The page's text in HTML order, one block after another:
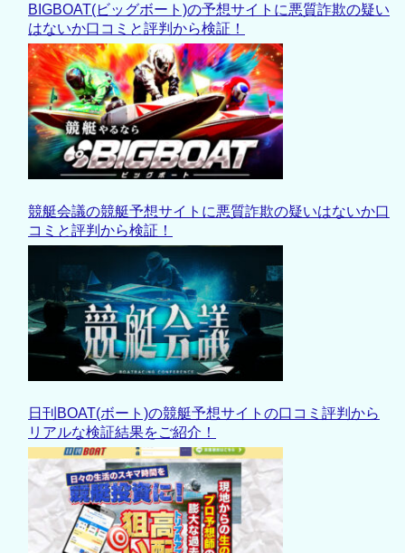
BIGBOAT(ビッグボート)の予想サイトに悪質詐欺の疑い
はないか口コミと評判から検証！
競艇会議の競艇予想サイトに悪質詐欺の疑いはないか口
コミと評判から検証！
日刊BOAT(ボート)の競艇予想サイトの口コミ評判から
リアルな検証結果をご紹介！